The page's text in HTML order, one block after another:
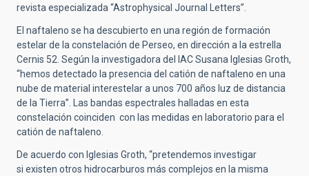
revista especializada “Astrophysical Journal Letters”.
El naftaleno se ha descubierto en una región de formación
estelar de la constelación de Perseo, en dirección a la estrella
Cernis 52. Según la investigadora del IAC Susana Iglesias Groth,
“hemos detectado la presencia del catión de naftaleno en una
nube de material interestelar a unos 700 años luz de distancia
de la Tierra”. Las bandas espectrales halladas en esta
constelación coinciden con las medidas en laboratorio para el
catión de naftaleno.
De acuerdo con Iglesias Groth, “pretendemos investigar
si existen otros hidrocarburos más complejos en la misma